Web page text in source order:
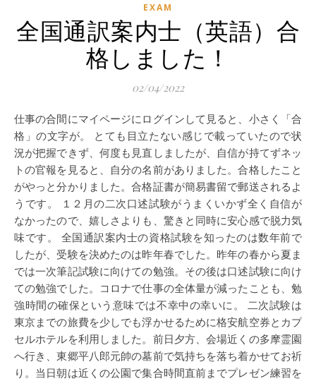
EXAM
全国通訳案内士（英語）合
格しました！
02/04/2022
仕事の合間にマイページにログインして見ると、小さく「合
格」の文字が。 とても目立たない感じで載っていたので状
況が把握できず、何度も見直しましたが、自信が持てずネッ
トの官報を見ると、自分の名前がありました。合格したこと
がやっと分かりました。合格証書が簡易書留で郵送されるよ
うです。 １２月の二次口述試験がうまくいかず全く自信が
なかったので、嬉しさよりも、驚きと同時に安心感で脱力気
味です。 全国通訳案内士の資格試験を知ったのは数年前で
したが、受験を決めたのは昨年春でした。昨年の春から夏ま
では一次筆記試験に向けての勉強。その後は口述試験に向け
ての勉強でした。コロナで仕事の全体量が減ったことも、勉
強時間の確保という意味では不幸中の幸いに。 二次試験は
東京までの旅費を少しでも浮かせるために格安航空券とカプ
セルホテルを利用しました。前日夕方、会場近くの多摩霊園
へ行き、東郷平八郎元帥の墓前で気持ちを落ち着かせてお祈
り。当日朝は近くの公園で集合時間直前までプレゼン練習を